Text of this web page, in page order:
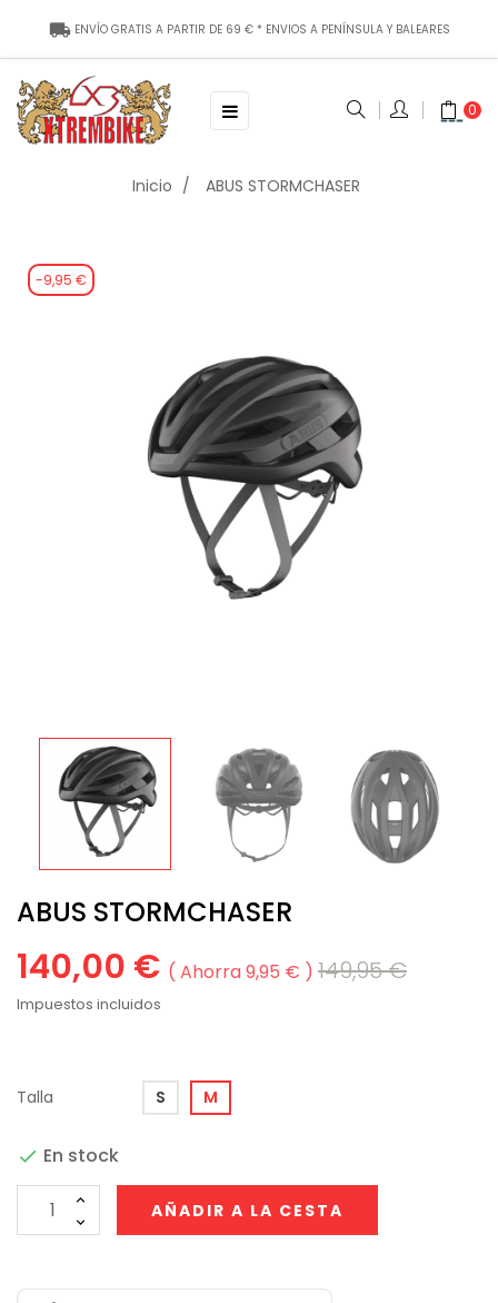
local_shipping ENVÍO GRATIS A PARTIR DE 69 € * ENVIOS A PENÍNSULA Y BALEARES
Toggle
navigation
☰ 0
Inicio ABUS STORMCHASER
-9,95 €
ABUS STORMCHASER
140,00 € Ahorra 9,95 € 149,95 €
Impuestos incluidos
Talla S M
 En stock
AÑADIR A LA CESTA